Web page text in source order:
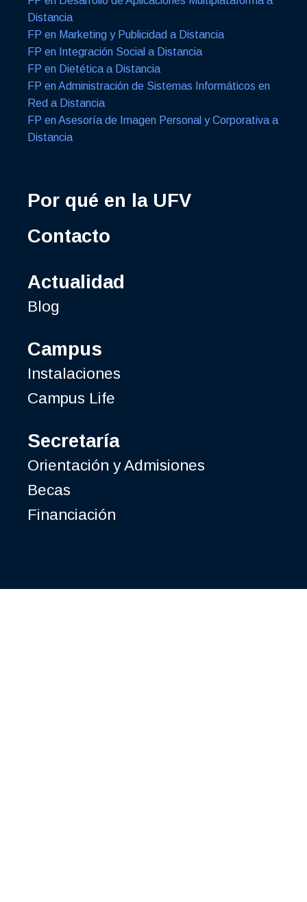
Distancia
FP en Marketing y Publicidad a Distancia
FP en Integración Social a Distancia
FP en Dietética a Distancia
FP en Administración de Sistemas Informáticos en
Red a Distancia
FP en Asesoría de Imagen Personal y Corporativa a
Distancia
Por qué en la UFV
Contacto
Actualidad
Blog
Campus
Instalaciones
Campus Life
Secretaría
Orientación y Admisiones
Becas
Financiación